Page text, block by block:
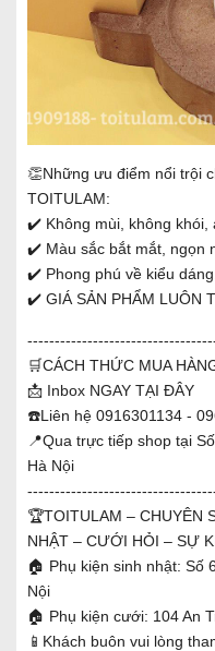
👏Những ưu điểm nổi trội
TOITULAM:
✔️ Không mùi, không khói,
✔️ Màu sắc bắt mắt, ngọn
✔️ Phong phú về kiểu
✔️ GIÁ SẢN PHẨM LUÔN
🛒CÁCH THỨC MUA
📩 Inbox NGAY TẠI ĐÂY
☎️Liên hệ 0916301134 -
📍Qua trực tiếp shop tại
Hà Nội
🏆TOITULAM – CHUYÊN
NHẬT – CƯỚI HỎI – SỰ
🏠 Phụ kiện sinh nhật: Số
Nội
🏠 Phụ kiện cưới: 104 An
📱Khách buôn vui lòng